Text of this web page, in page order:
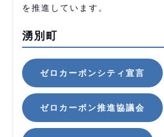
を推進しています。
湧別町
ゼロカーボンシティ宣言
ゼロカーボン推進協議会